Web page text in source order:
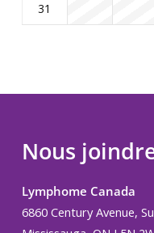
31
Nous
Lymphome Canada
6860 Century Avenue,